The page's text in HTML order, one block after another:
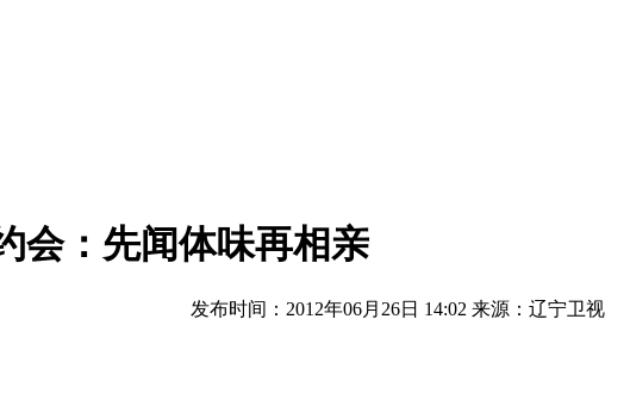
会：先闻体味再相亲
发布时间：2012年06月26日 14:02 来源：辽宁卫视